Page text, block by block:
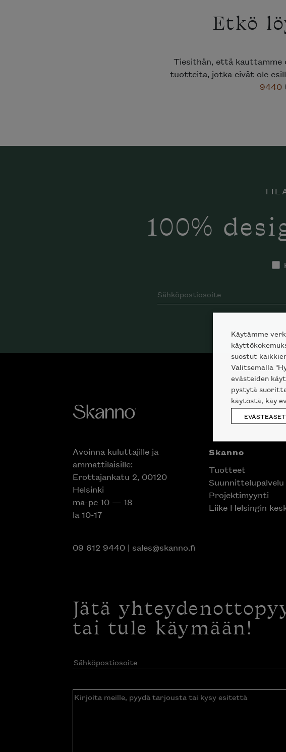
Etkö
Tiesithän, että kauttamme
tuotteita, jotka eivät ole
9440
100%
Avoinna kuluttajille ja
ammattilaisille:
Erottajankatu 2, 00120
Helsinki
ma-pe 10 — 18
la 10-17
09 612 9440| sales@skanno.fi
Skanno
Tuotteet
Suunnittelupalvelu
Projektimyynti
Liike Helsingin
Jätä
tai tule käymään!
Sähköpostiosoite(Pakollinen)
Kirjoita
Käytämme
suostut
Valitsemalla
evästeiden
pystytä
käytöstä, käy